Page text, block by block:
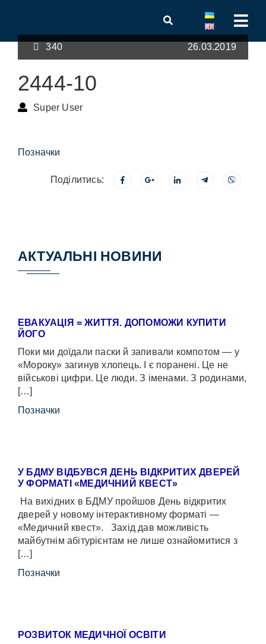
340 26.03.2019
2444-10
Super User
Позначки
Поділитись:
АКТУАЛЬНІ НОВИНИ
ЕВАКУАЦІЯ = ЖИТТЯ. ДОПОМОЖИ КУПИТИ
ЙОГО
Поки ми доїдали паски й запивали компотом — у
«Мороку» загинув хлопець. І є поранені. Це не
військові цифри. Це люди. З іменами. З родинами,
[…]
Позначки
У БДМУ ВІДБУВСЯ ДЕНЬ ВІДКРИТИХ ДВЕРЕЙ
У ФОРМАТІ «МЕДИЧНИЙ КВЕСТ»
На вихідних в БДМУ пройшов День відкритих
дверей у новому інтерактивному форматі —
«Медичний квест». Захід дав можливість
майбутнім абітурієнтам не лише ознайомитися з
[…]
Позначки
РОЗВИТОК МЕДИЧНОЇ ОСВІТИ